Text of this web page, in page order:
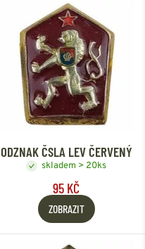
ODZNAK ČSLA LEV ČERVENÝ
skladem > 20ks
95 KČ
ZOBRAZIT